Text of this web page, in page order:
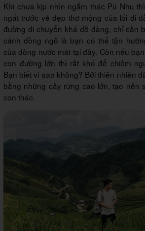
Khi chưa kịp nhìn ngắm thác Pú Nhu
ngất trước vẻ đẹp thơ mộng của lối đi
đường di chuyển khá dễ dàng, chỉ cần
cánh đồng ngô là bạn có thể tận
của dòng nước mát tại đây. Còn nếu
con đường lớn thì rất khó để chiêm
Bạn biết vì sao không? Bởi thiên nhiên
bằng những cây rừng cao lớn, tạo nên
con thác.